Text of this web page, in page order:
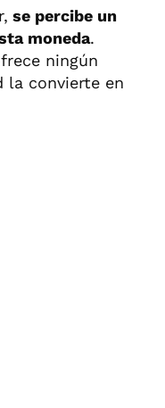
se percibe un
moneda.
ningún
la convierte en